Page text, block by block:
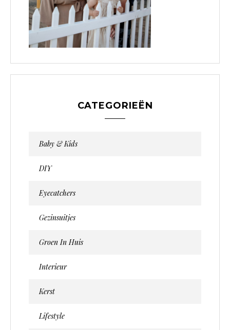
CATEGORIEËN
Baby & Kids
DIY
Eyecatchers
Gezinsuitjes
Groen In Huis
Interieur
Kerst
Lifestyle